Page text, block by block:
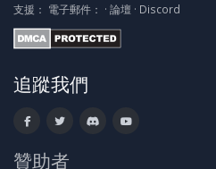
支援： 電子郵件： · 論壇 · Discord
追蹤我們
贊助者